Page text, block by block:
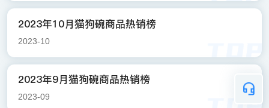
2023年10月猫狗碗商品热销榜
2023-10
2023年9月猫狗碗商品热销榜
2023-09